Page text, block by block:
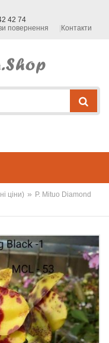
42 74
повернення Контакти
ціни) » P. Mituo Diamond